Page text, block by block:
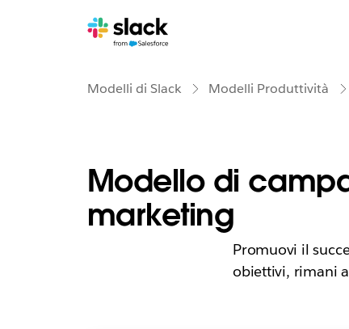
Modelli di Slack Modelli Produttività
Modello di
marketing
Promuovi il
obiettivi, rimani